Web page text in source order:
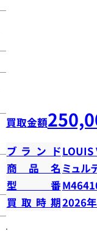
買取金額
ブランドLOUIS
商品名 ミュル
型番
買取時期2026